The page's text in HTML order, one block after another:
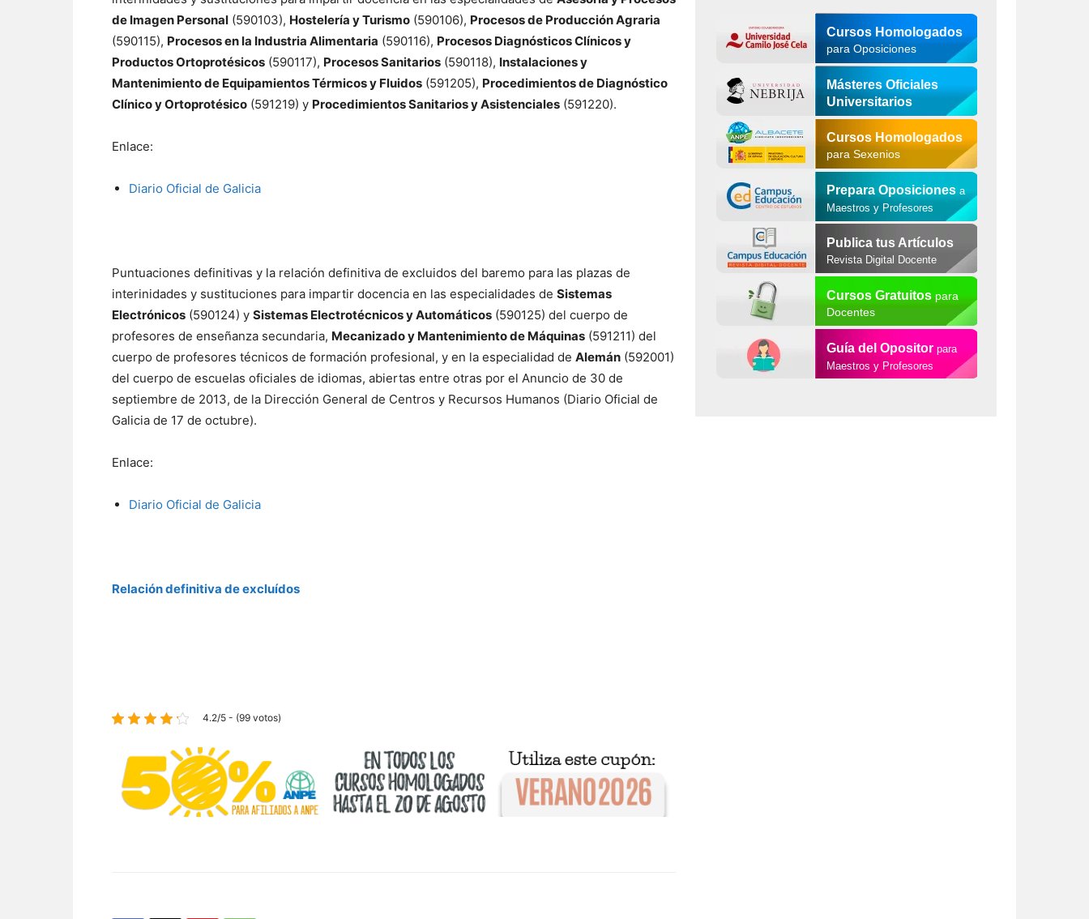
de Imagen Personal (590103), Hostelería y Turismo (590106), Procesos de Producción Agraria
(590115), Procesos en la Industria Alimentaria (590116), Procesos Diagnósticos Clínicos y
Productos Ortoprotésicos (590117), Procesos Sanitarios (590118), Instalaciones y
Mantenimiento de Equipamientos Térmicos y Fluidos (591205), Procedimientos de Diagnóstico
Clínico y Ortoprotésico (591219) y Procedimientos Sanitarios y Asistenciales (591220).
Enlace:
Diario Oficial de Galicia
Puntuaciones definitivas y la relación definitiva de excluidos del baremo para las plazas de
interinidades y sustituciones para impartir docencia en las especialidades de Sistemas
Electrónicos (590124) y Sistemas Electrotécnicos y Automáticos (590125) del cuerpo de
profesores de enseñanza secundaria, Mecanizado y Mantenimiento de Máquinas (591211) del
cuerpo de profesores técnicos de formación profesional, y en la especialidad de Alemán (592001)
del cuerpo de escuelas oficiales de idiomas, abiertas entre otras por el Anuncio de 30 de
septiembre de 2013, de la Dirección General de Centros y Recursos Humanos (Diario Oficial de
Galicia de 17 de octubre).
Enlace:
Diario Oficial de Galicia
Relación definitiva de excluídos
4.2/5 - (99 votos)
Cursos Homologados
para Oposiciones
Másteres Oficiales
Universitarios
Cursos Homologados
para Sexenios
Prepara Oposiciones a
Maestros y Profesores
Publica tus Artículos
Revista Digital Docente
Cursos Gratuitospara
Docentes
Guía del Opositor para
Maestros y Profesores